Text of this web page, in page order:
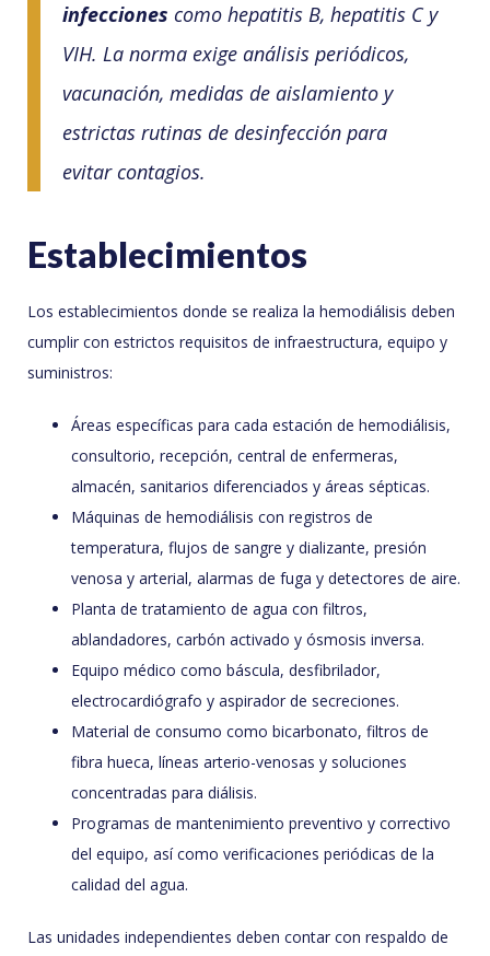
infecciones como hepatitis B, hepatitis C y
VIH. La norma exige análisis periódicos,
vacunación, medidas de aislamiento y
estrictas rutinas de desinfección para
evitar contagios.
Establecimientos
Los establecimientos donde se realiza la hemodiálisis deben
cumplir con estrictos requisitos de infraestructura, equipo y
suministros:
Áreas específicas para cada estación de hemodiálisis,
consultorio, recepción, central de enfermeras,
almacén, sanitarios diferenciados y áreas sépticas.
Máquinas de hemodiálisis con registros de
temperatura, flujos de sangre y dializante, presión
venosa y arterial, alarmas de fuga y detectores de aire.
Planta de tratamiento de agua con filtros,
ablandadores, carbón activado y ósmosis inversa.
Equipo médico como báscula, desfibrilador,
electrocardiógrafo y aspirador de secreciones.
Material de consumo como bicarbonato, filtros de
fibra hueca, líneas arterio-venosas y soluciones
concentradas para diálisis.
Programas de mantenimiento preventivo y correctivo
del equipo, así como verificaciones periódicas de la
calidad del agua.
Las unidades independientes deben contar con respaldo de